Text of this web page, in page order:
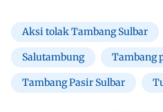
Aksi tolak Tambang Sulbar
Salutambung Tambang
Tambang Pasir Sulbar